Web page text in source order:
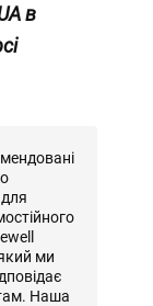
в
ми
Наша